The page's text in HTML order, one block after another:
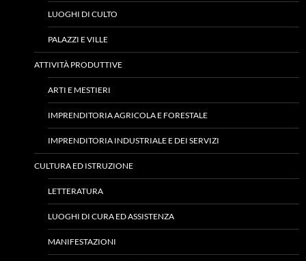
LUOGHI DI CULTO
PALAZZI E VILLE
ATTIVITÀ PRODUTTIVE
ARTI E MESTIERI
IMPRENDITORIA AGRICOLA E FORESTALE
IMPRENDITORIA INDUSTRIALE E DEI SERVIZI
CULTURA ED ISTRUZIONE
LETTERATURA
LUOGHI DI CURA ED ASSISTENZA
MANIFESTAZIONI